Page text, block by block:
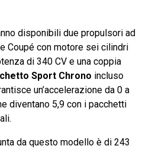
disponibili due propulsori ad
Coupé con motore sei cilindri
di 340 CV e una coppia
Sport Chrono incluso
un’accelerazione da 0 a
diventano 5,9 con i pacchetti
da questo modello è di 243